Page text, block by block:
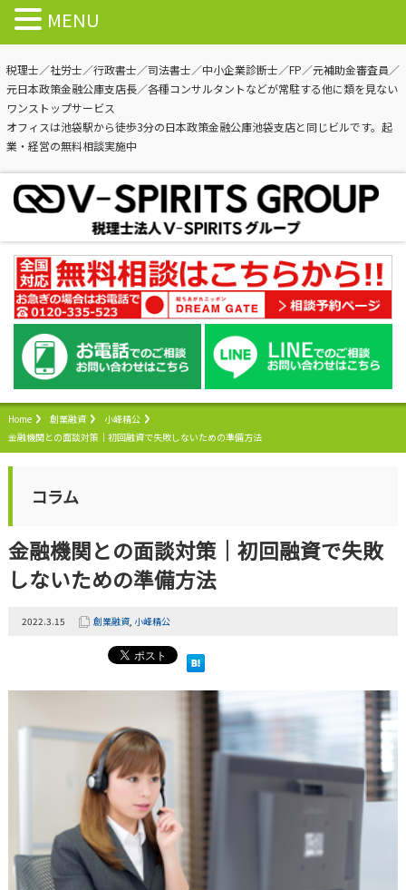
税理士／社労士／行政書士／司法書士／中小企業診断士／FP／元補助金審査員／
元日本政策金融公庫支店長／各種コンサルタントなどが常駐する他に類を見ない
ワンストップサービス
オフィスは池袋駅から徒歩3分の日本政策金融公庫池袋支店と同じビルです。起
業・経営の無料相談実施中
Home 創業融資
小峰精公
金融機関との面談対策｜初回融資で失敗しないための準備方法
コラム
金融機関との面談対策｜初回融資で失敗
しないための準備方法
2022.3.15 創業融資, 小峰精公
MENU